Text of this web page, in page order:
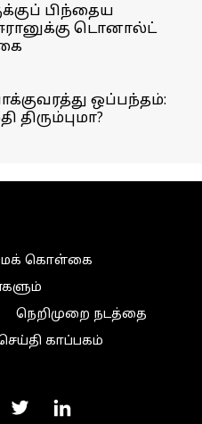
பிந்தைய
டொனால்ட்
ஒப்பந்தம்:
கொள்கை
நெறிமுறை நடத்தை
காப்பகம்